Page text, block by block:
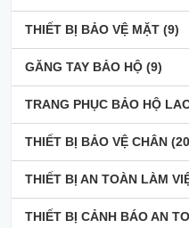
THIẾT BỊ BẢO VỆ MẶT (9)
GĂNG TAY BẢO HỘ (9)
TRANG PHỤC BẢO HỘ
THIẾT BỊ BẢO VỆ CHÂN
THIẾT BỊ AN TOÀN LÀM
THIẾT BỊ CẢNH BÁO AN